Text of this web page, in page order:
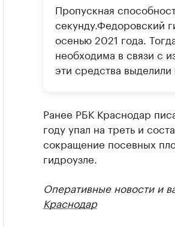
Пропускная
секунду.Федоровский
осенью 2021 года.
необходима в связи с
эти средства
Ранее РБК Краснодар
году упал на треть и
сокращение посевных
гидроузле.
Оперативные новости и
Краснодар